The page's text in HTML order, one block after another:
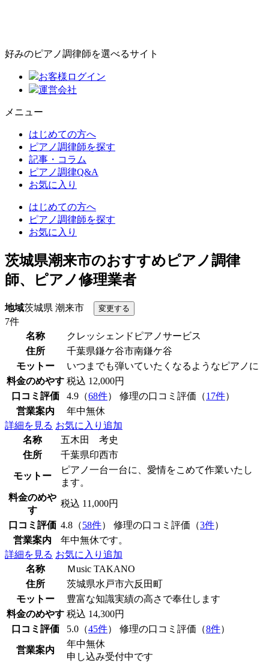
好みのピアノ調律師を選べるサイト
お客様ログイン
運営会社
メニュー
はじめての方へ
ピアノ調律師を探す
記事・コラム
ピアノ調律Q&A
お気に入り
はじめての方へ
ピアノ調律師を探す
お気に入り
茨城県潮来市のおすすめピアノ調律
師、ピアノ修理業者
地域茨城県 潮来市
7件
名称
クレッシェンドピアノサービス
住所
千葉県鎌ケ谷市南鎌ケ谷
モットー
いつまでも弾いていたくなるようなピアノに
料金のめやす 税込 12,000円
口コミ評価
4.9（68件） 修理の口コミ評価（17件）
営業案内
年中無休
詳細を見る お気に入り追加
名称
五木田 考史
住所
千葉県印西市
モットー
ピアノ一台一台に、愛情をこめて作業いたし
ます。
料金のめや
す
税込 11,000円
口コミ評価 4.8（58件） 修理の口コミ評価（3件）
営業案内
年中無休です。
詳細を見る お気に入り追加
名称
Ｍusic TAKANO
住所
茨城県水戸市六反田町
モットー
豊富な知識実績の高さで奉仕します
料金のめやす 税込 14,300円
口コミ評価
5.0（45件） 修理の口コミ評価（8件）
営業案内
年中無休
申し込み受付中です